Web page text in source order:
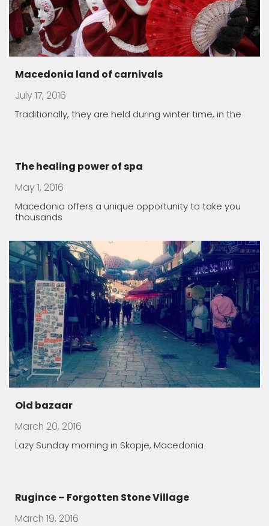
The healing power of spa
May 1, 2016
Macedonia offers a unique opportunity to take you
thousands
Old bazaar
March 20, 2016
Lazy Sunday morning in Skopje, Macedonia
Rugince – Forgotten Stone Village
March 19, 2016
The village of Rugince, in Kriva Palanka region, endures
In Manastirec village, Families Foster Handicapped
Children in Order